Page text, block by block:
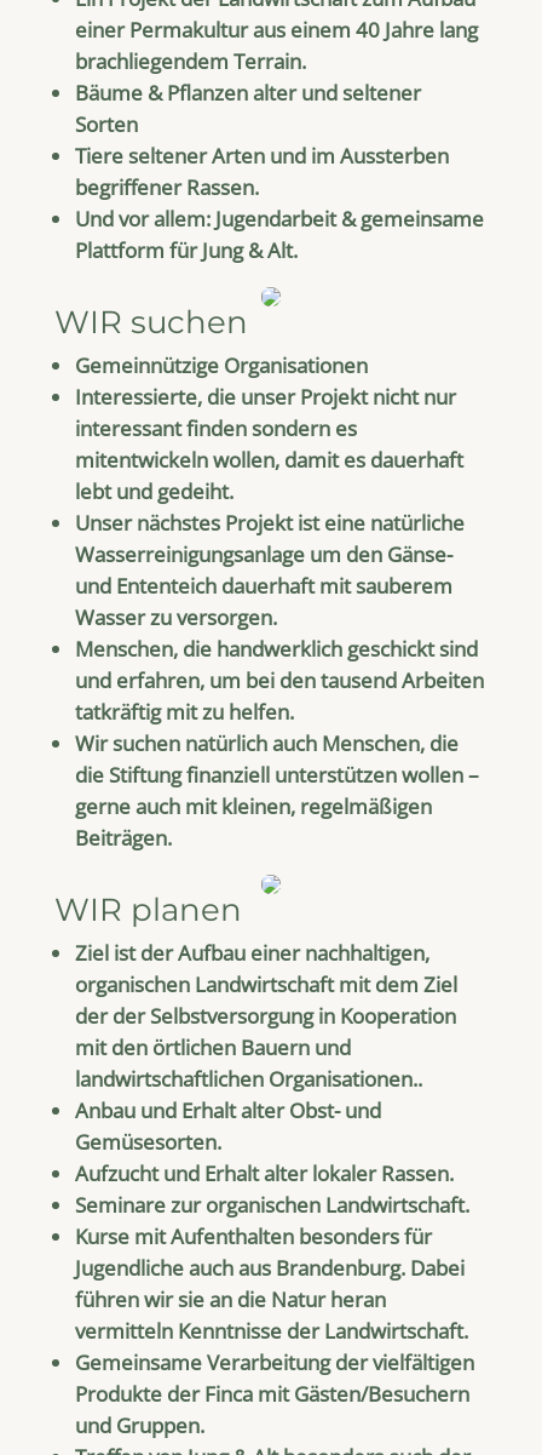
einer Permakultur aus einem 40 Jahre lang
brachliegendem Terrain.
Bäume & Pflanzen alter und seltener
Sorten
Tiere seltener Arten und im Aussterben
begriffener Rassen.
Und vor allem: Jugendarbeit & gemeinsame
Plattform für Jung & Alt.
WIR suchen
Gemeinnützige Organisationen
Interessierte, die unser Projekt nicht nur
interessant finden sondern es
mitentwickeln wollen, damit es dauerhaft
lebt und gedeiht.
Unser nächstes Projekt ist eine natürliche
Wasserreinigungsanlage um den Gänse-
und Ententeich dauerhaft mit sauberem
Wasser zu versorgen.
Menschen, die handwerklich geschickt sind
und erfahren, um bei den tausend Arbeiten
tatkräftig mit zu helfen.
Wir suchen natürlich auch Menschen, die
die Stiftung finanziell unterstützen wollen –
gerne auch mit kleinen, regelmäßigen
Beiträgen.
WIR planen
Ziel ist der Aufbau einer nachhaltigen,
organischen Landwirtschaft mit dem Ziel
der der Selbstversorgung in Kooperation
mit den örtlichen Bauern und
landwirtschaftlichen Organisationen..
Anbau und Erhalt alter Obst- und
Gemüsesorten.
Aufzucht und Erhalt alter lokaler Rassen.
Seminare zur organischen Landwirtschaft.
Kurse mit Aufenthalten besonders für
Jugendliche auch aus Brandenburg. Dabei
führen wir sie an die Natur heran
vermitteln Kenntnisse der Landwirtschaft.
Gemeinsame Verarbeitung der vielfältigen
Produkte der Finca mit Gästen/Besuchern
und Gruppen.